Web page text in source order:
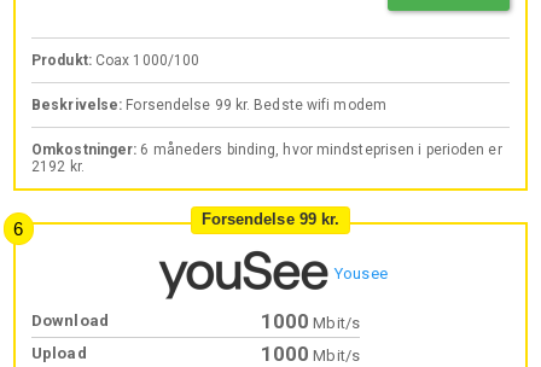
Produkt: Coax 1000/100
Beskrivelse: Forsendelse 99 kr. Bedste wifi modem
Omkostninger: 6 måneders binding, hvor mindsteprisen i perioden er
2192 kr.
Forsendelse 99 kr.
Yousee
Download 1000 Mbit/s
Upload
1000 Mbit/s